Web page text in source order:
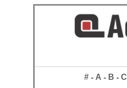
#- A - B - C